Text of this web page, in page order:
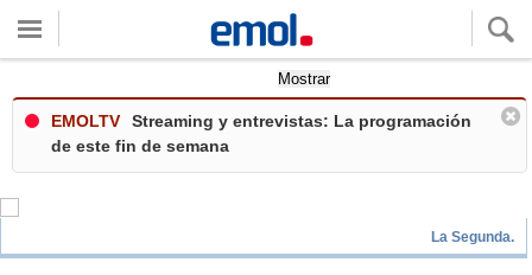
Mostrar
EMOLTV
Streaming y entrevistas: La programación
de este fin de semana
La Segunda.